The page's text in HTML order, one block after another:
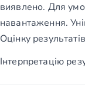
виявлено. Для
навантаження.
Оцінку
Інтерпретацію